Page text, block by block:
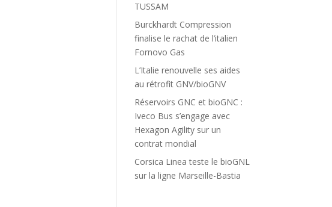
TUSSAM
Burckhardt Compression
finalise le rachat de l’italien
Fornovo Gas
L’Italie renouvelle ses aides
au rétrofit GNV/bioGNV
Réservoirs GNC et bioGNC :
Iveco Bus s’engage avec
Hexagon Agility sur un
contrat mondial
Corsica Linea teste le bioGNL
sur la ligne Marseille-Bastia